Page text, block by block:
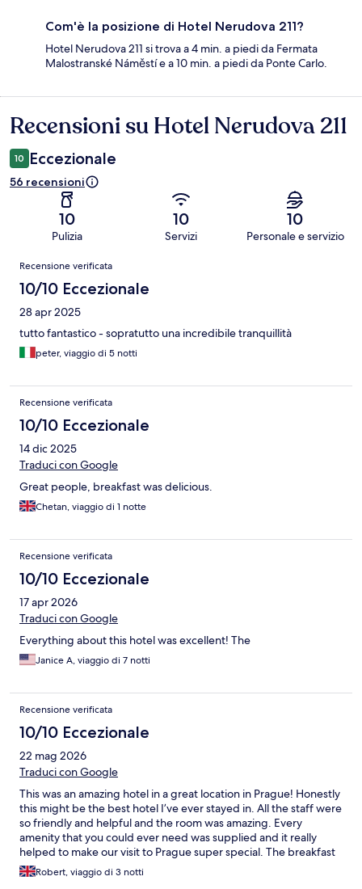
Com'è la posizione di Hotel Nerudova 211?
Hotel Nerudova 211 si trova a 4 min. a piedi da Fermata
Malostranské Náměstí e a 10 min. a piedi da Ponte Carlo.
Recensioni
Recensioni su Hotel Nerudova 211
10 Eccezionale
56 recensioni
10
Pulizia
10
Servizi
10
Personale e servizio
Recensioni
Recensione verificata
10/10 Eccezionale
28 apr 2025
tutto fantastico - sopratutto una incredibile tranquillità
peter, viaggio di 5 notti
Recensione verificata
10/10 Eccezionale
14 dic 2025
Traduci con Google
Great people, breakfast was delicious.
Chetan, viaggio di 1 notte
Recensione verificata
10/10 Eccezionale
17 apr 2026
Traduci con Google
Everything about this hotel was excellent! The
Janice A, viaggio di 7 notti
Recensione verificata
10/10 Eccezionale
22 mag 2026
Traduci con Google
This was an amazing hotel in a great location in Prague! Honestly
this might be the best hotel I’ve ever stayed in. All the staff were
so friendly and helpful and the room was amazing. Every
amenity that you could ever need was supplied and it really
helped to make our visit to Prague super special. The breakfast
in the cafe next door was also absolutely fantastic, so I would
definitely recommend checking it out if you decide to book
Robert, viaggio di 3 notti